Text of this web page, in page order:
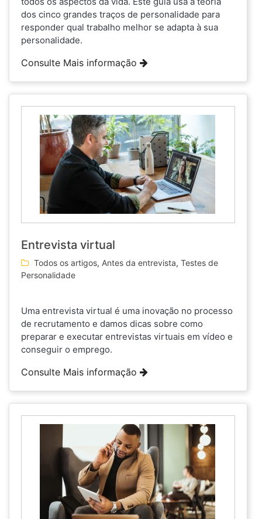
dos cinco grandes traços de personalidade para
responder qual trabalho melhor se adapta à sua
personalidade.
Consulte Mais informação
Entrevista virtual
Todos os artigos, Antes da entrevista, Testes de
Personalidade
Uma entrevista virtual é uma inovação no processo
de recrutamento e damos dicas sobre como
preparar e executar entrevistas virtuais em vídeo e
conseguir o emprego.
Consulte Mais informação